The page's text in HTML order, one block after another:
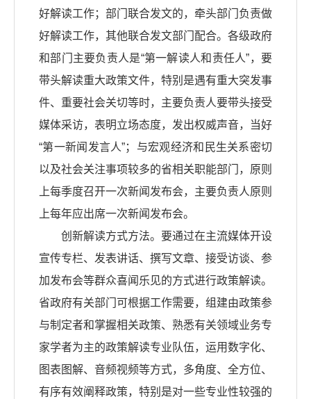
好解读工作；部门联合发文的，牵头部门负责做
好解读工作，其他联合发文部门配合。各级政府
和部门主要负责人是“第一解读人和责任人”，要
带头解读重大政策文件，特别是遇有重大突发事
件、重要社会关切等时，主要负责人要带头接受
媒体采访，表明立场态度，发出权威声音，当好
“第一新闻发言人”；与宏观经济和民生关系密切
以及社会关注事项较多的省相关职能部门，原则
上每季度召开一次新闻发布会，主要负责人原则
上每年应出席一次新闻发布会。
创新解读方式方法。要通过在主流媒体开设
宣传专栏、发表讲话、撰写文章、接受访谈、参
加发布会等群众喜闻乐见的方式进行政策解读。
省政府有关部门可根据工作需要，组建由政策参
与制定者和掌握相关政策、熟悉有关领域业务专
家学者为主的政策解读专业队伍，运用数字化、
图表图解、音频视频等方式，多角度、全方位、
有序有效阐释政策，特别是对一些专业性较强的